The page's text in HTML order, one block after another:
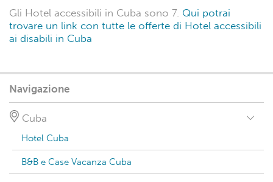
Gli Hotel accessibili in Cuba sono 7. Qui potrai
trovare un link con tutte le offerte di Hotel accessibili
ai disabili in Cuba
Navigazione
Cuba
Hotel Cuba
B&B e Case Vacanza Cuba